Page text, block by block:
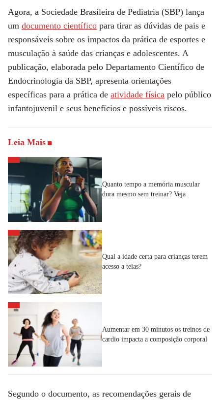
Agora, a Sociedade Brasileira de Pediatria (SBP) lança
um documento científico para tirar as dúvidas de pais e
responsáveis sobre os impactos da prática de esportes e
musculação à saúde das crianças e adolescentes. A
publicação, elaborada pelo Departamento Científico de
Endocrinologia da SBP, apresenta orientações
específicas para a prática de atividade física pelo público
infantojuvenil e seus benefícios e possíveis riscos.
Leia Mais
Quanto tempo a memória muscular
dura mesmo sem treinar? Veja
Qual a idade certa para crianças terem
acesso a telas?
Aumentar em 30 minutos os treinos de
cardio impacta a composição corporal
Segundo o documento, as recomendações gerais de